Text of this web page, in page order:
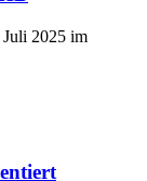
Juli 2025 im